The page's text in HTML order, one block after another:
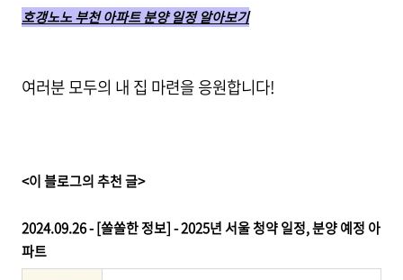
호갱노노 부천 아파트 분양 일정 알아보기
여러분 모두의 내 집 마련을 응원합니다!
<이 블로그의 추천 글>
2024.09.26 - [쏠쏠한 정보] - 2025년 서울 청약 일정, 분양 예정 아
파트